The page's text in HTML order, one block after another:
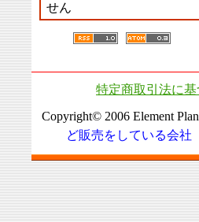
せん
特定商取引法に
Copyright© 2006 Element
ど販売をしている会社